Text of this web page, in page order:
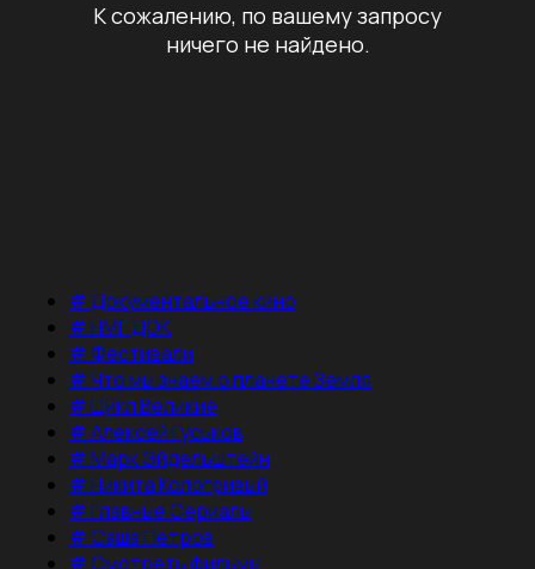
К сожалению, по вашему запросу
ничего не найдено.
#Документальное кино
#НМГ ДОК
#Фестивали
#Что мы знаем о планете Земля
#Цикл Великие
#Алексей Гуськов
#Марк Эйдельштейн
#Никита Кологривый
#Главные Сериалы
#Саша Петров
#Смотреть фильмы